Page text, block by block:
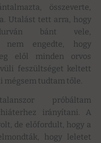
összeverte,
Utalást tett arra, hogy
bánt vele,
nem engedte, hogy
elől minden orvos
feszültséget keltett
mégsem tudtam tőle.
próbáltam
irányítani. A
de előfordult, hogy a
hogy leletet